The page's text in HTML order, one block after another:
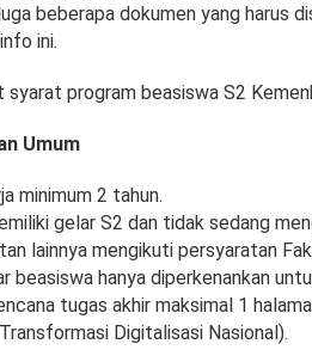
beberapa dokumen yang harus
ini.
syarat program beasiswa S2
Umum
minimum 2 tahun.
gelar S2 dan tidak sedang
lainnya mengikuti persyaratan
beasiswa hanya diperkenankan
tugas akhir maksimal 1
Digitalisasi Nasional).